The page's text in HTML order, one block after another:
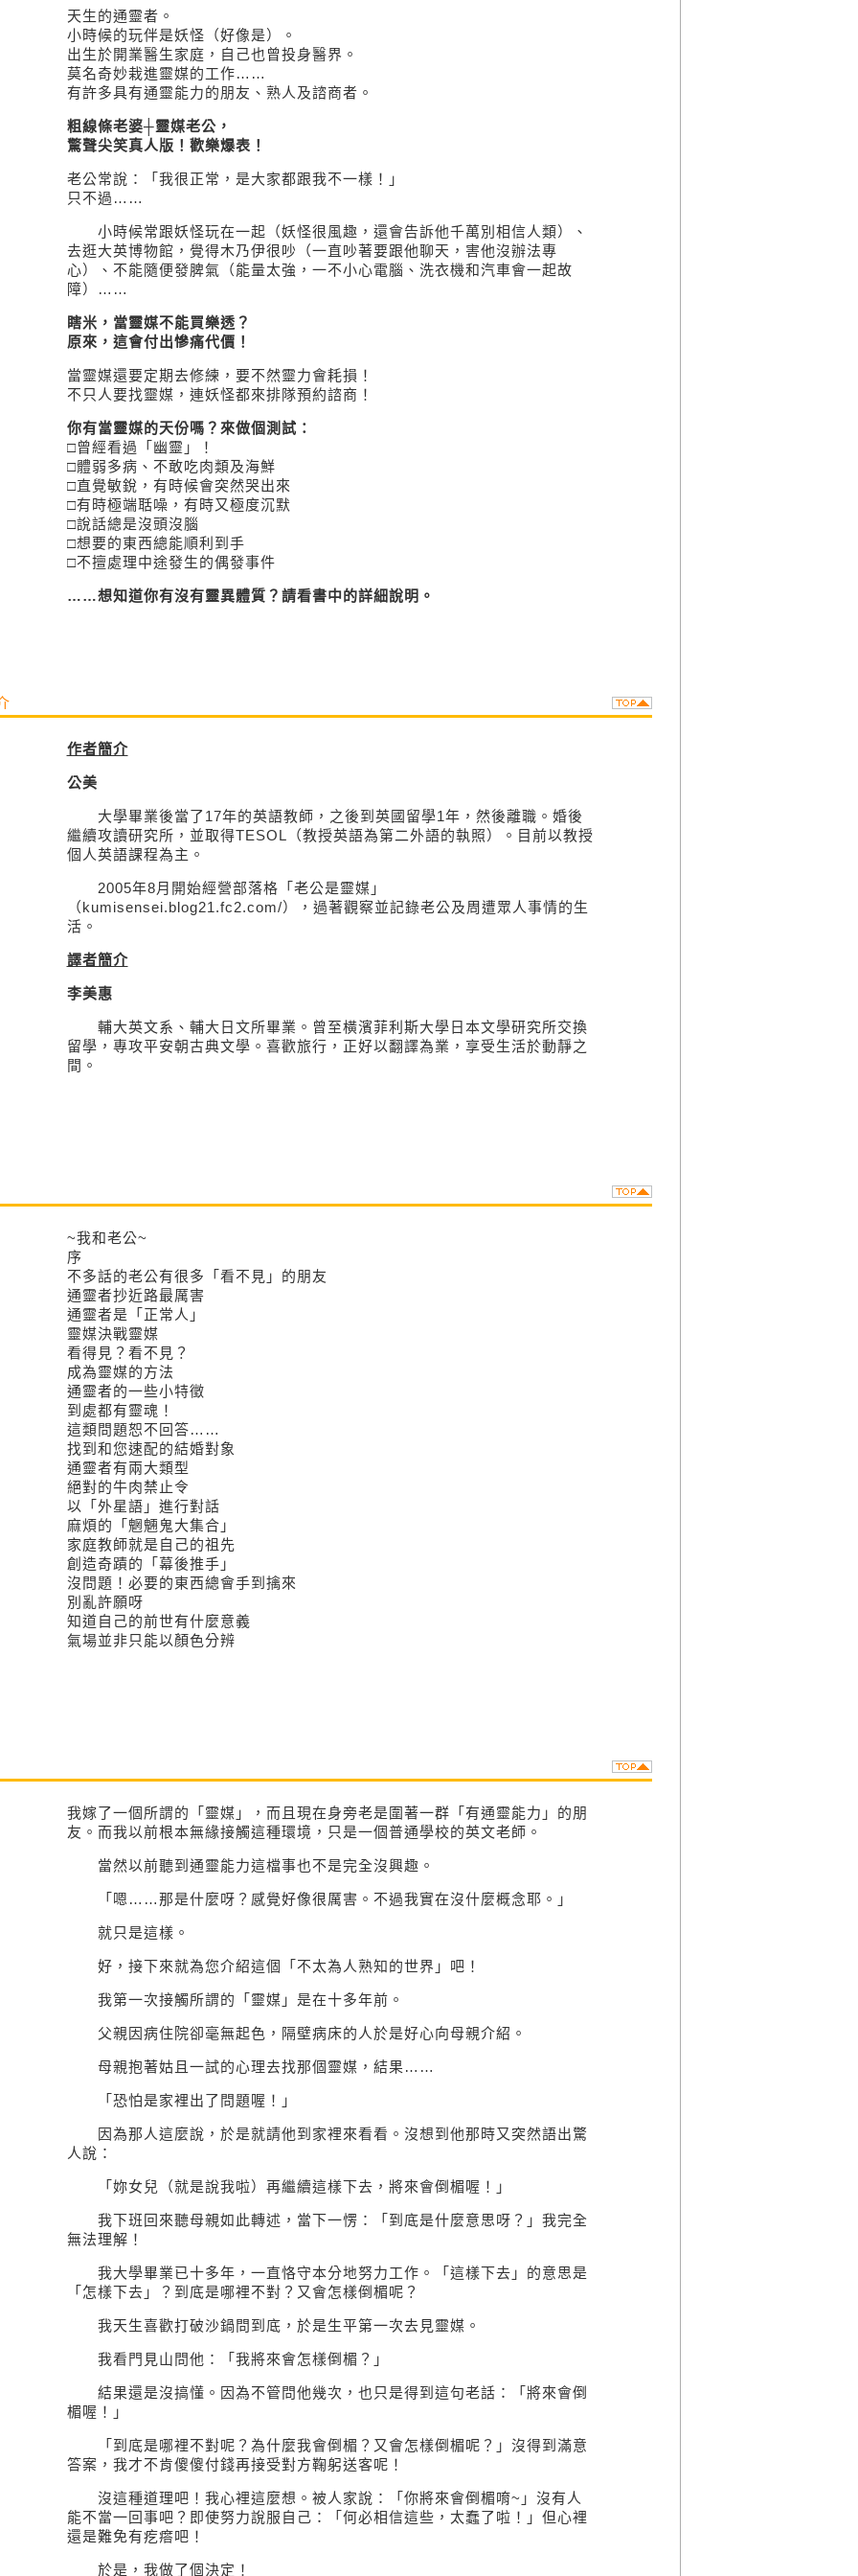
天生的通靈者。
小時候的玩伴是妖怪（好像是）。
出生於開業醫生家庭，自己也曾投身醫界。
莫名奇妙栽進靈媒的工作……
有許多具有通靈能力的朋友、熟人及諮商者。
粗線條老婆┼靈媒老公，
驚聲尖笑真人版！歡樂爆表！
老公常說：「我很正常，是大家都跟我不一樣！」
只不過……
小時候常跟妖怪玩在一起（妖怪很風趣，還會告訴他千萬別相信人類）、
去逛大英博物館，覺得木乃伊很吵（一直吵著要跟他聊天，害他沒辦法專
心）、不能隨便發脾氣（能量太強，一不小心電腦、洗衣機和汽車會一起故
障）……
瞎米，當靈媒不能買樂透？
原來，這會付出慘痛代價！
當靈媒還要定期去修練，要不然靈力會耗損！
不只人要找靈媒，連妖怪都來排隊預約諮商！
你有當靈媒的天份嗎？來做個測試：
□曾經看過「幽靈」！
□體弱多病、不敢吃肉類及海鮮
□直覺敏銳，有時候會突然哭出來
□有時極端聒噪，有時又極度沉默
□說話總是沒頭沒腦
□想要的東西總能順利到手
□不擅處理中途發生的偶發事件
……想知道你有沒有靈異體質？請看書中的詳細說明。
作者簡介
公美
大學畢業後當了17年的英語教師，之後到英國留學1年，然後離職。婚後
繼續攻讀研究所，並取得TESOL（教授英語為第二外語的執照）。目前以教授
個人英語課程為主。
2005年8月開始經營部落格「老公是靈媒」
（kumisensei.blog21.fc2.com/），過著觀察並記錄老公及周遭眾人事情的生
活。
譯者簡介
李美惠
輔大英文系、輔大日文所畢業。曾至橫濱菲利斯大學日本文學研究所交換
留學，專攻平安朝古典文學。喜歡旅行，正好以翻譯為業，享受生活於動靜之
間。
~我和老公~
序
不多話的老公有很多「看不見」的朋友
通靈者抄近路最厲害
通靈者是「正常人」
靈媒決戰靈媒
看得見？看不見？
成為靈媒的方法
通靈者的一些小特徵
到處都有靈魂！
這類問題恕不回答……
找到和您速配的結婚對象
通靈者有兩大類型
絕對的牛肉禁止令
以「外星語」進行對話
麻煩的「魍魎鬼大集合」
家庭教師就是自己的祖先
創造奇蹟的「幕後推手」
沒問題！必要的東西總會手到擒來
別亂許願呀
知道自己的前世有什麼意義
氣場並非只能以顏色分辨
我嫁了一個所謂的「靈媒」，而且現在身旁老是圍著一群「有通靈能力」的朋
友。而我以前根本無緣接觸這種環境，只是一個普通學校的英文老師。
當然以前聽到通靈能力這檔事也不是完全沒興趣。
「嗯……那是什麼呀？感覺好像很厲害。不過我實在沒什麼概念耶。」
就只是這樣。
好，接下來就為您介紹這個「不太為人熟知的世界」吧！
我第一次接觸所謂的「靈媒」是在十多年前。
父親因病住院卻毫無起色，隔壁病床的人於是好心向母親介紹。
母親抱著姑且一試的心理去找那個靈媒，結果……
「恐怕是家裡出了問題喔！」
因為那人這麼說，於是就請他到家裡來看看。沒想到他那時又突然語出驚
人說：
「妳女兒（就是說我啦）再繼續這樣下去，將來會倒楣喔！」
我下班回來聽母親如此轉述，當下一愣：「到底是什麼意思呀？」我完全
無法理解！
我大學畢業已十多年，一直恪守本分地努力工作。「這樣下去」的意思是
「怎樣下去」？到底是哪裡不對？又會怎樣倒楣呢？
我天生喜歡打破沙鍋問到底，於是生平第一次去見靈媒。
我看門見山問他：「我將來會怎樣倒楣？」
結果還是沒搞懂。因為不管問他幾次，也只是得到這句老話：「將來會倒
楣喔！」
「到底是哪裡不對呢？為什麼我會倒楣？又會怎樣倒楣呢？」沒得到滿意
答案，我才不肯傻傻付錢再接受對方鞠躬送客呢！
沒這種道理吧！我心裡這麼想。被人家說：「你將來會倒楣唷~」沒有人
能不當一回事吧？即使努力說服自己：「何必相信這些，太蠢了啦！」但心裡
還是難免有疙瘩吧！
於是，我做了個決定！